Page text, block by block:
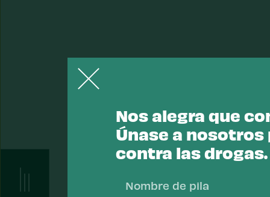
Nos alegra que
Únase a nosotros
contra las drogas.